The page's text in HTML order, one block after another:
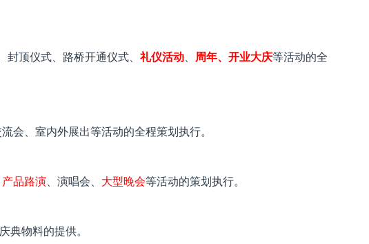
封顶仪式、路桥开通仪式、礼仪活动 周年、开业大庆等活动的全
会、室内外展出等活动的全程策划执行。
产品路演 、演唱会、 大型晚会等活动的策划执行。
典物料的提供。